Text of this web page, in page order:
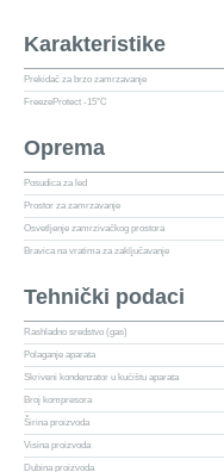
Karakteristike
Prekidač za brzo zamrzavanje
FreezeProtect -15°C
Oprema
Posudica za led
Prostor za zamrzavanje
Osvetljenje zamrzivačkog prostora
Bravica na vratima za zaključavanje
Tehnički podaci
Rashladno sredstvo (gas)
Polaganje aparata
Skriveni kondenzator u kućištu aparata
Broj kompresora
Širina proizvoda
Visina proizvoda
Dubina proizvoda